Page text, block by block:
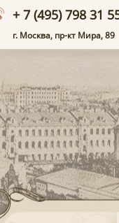
+ 7 (495) 798 31
г. Москва, пр-кт Мира, 89